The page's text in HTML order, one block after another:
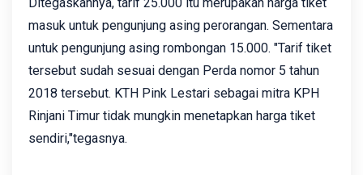
Ditegaskannya, tarif 25.000 itu merupakan harga tiket
masuk untuk pengunjung asing perorangan. Sementara
untuk pengunjung asing rombongan 15.000. "Tarif tiket
tersebut sudah sesuai dengan Perda nomor 5 tahun
2018 tersebut. KTH Pink Lestari sebagai mitra KPH
Rinjani Timur tidak mungkin menetapkan harga tiket
sendiri,"tegasnya.